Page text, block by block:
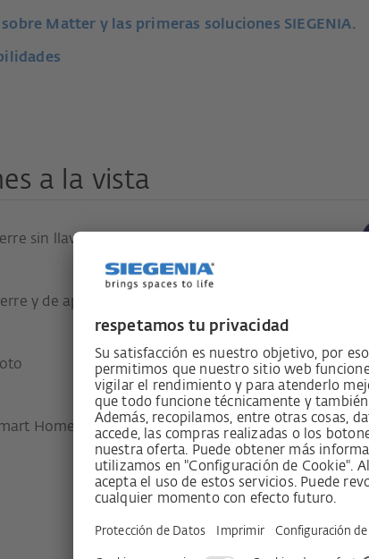
Matter y las primeras soluciones SIEGENIA.
a la vista
sin llaves
y de apertura
Home individualizados